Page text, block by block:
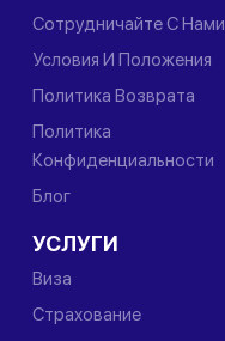
Сотрудничайте С Нами
Условия И Положения
Политика Возврата
Политика
Конфиденциальности
Блог
УСЛУГИ
Виза
Страхование